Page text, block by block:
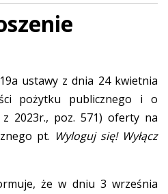
ustawy z dnia 24 kwietnia
pożytku publicznego i o
2023r., poz. 571) oferty na
pt. Wyloguj się! Wyłącz
że w dniu 3 września